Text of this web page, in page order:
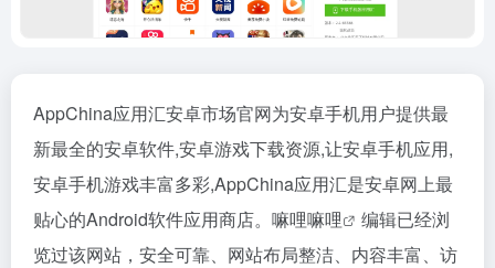
AppChina应用汇安卓市场官网为安卓手机用户提供最
新最全的安卓软件,安卓游戏下载资源,让安卓手机应用,
安卓手机游戏丰富多彩,AppChina应用汇是安卓网上最
贴心的Android软件应用商店。 嘛哩嘛哩
编辑已经浏
览过该网站，安全可靠、网站布局整洁、内容丰富、访